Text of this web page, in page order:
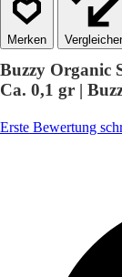
Buzzy Organic
Ca. 0,1 gr |
Erste Bewertung